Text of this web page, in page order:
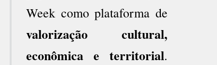
Week como plataforma de
valorização cultural,
econômica e territorial.